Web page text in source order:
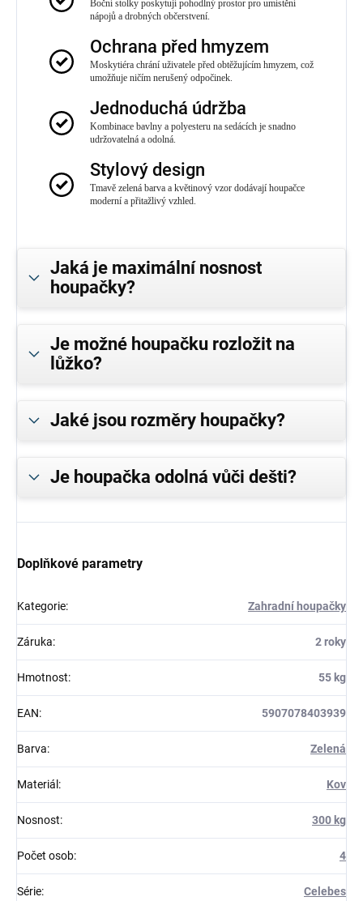
Boční stolky poskytují pohodlný prostor pro umístění
nápojů a drobných občerstvení.
Ochrana před hmyzem
Moskytiéra chrání uživatele před obtěžujícím hmyzem, což
umožňuje ničím nerušený odpočinek.
Jednoduchá údržba
Kombinace bavlny a polyesteru na sedácích je snadno
udržovatelná a odolná.
Stylový design
Tmavě zelená barva a květinový vzor dodávají houpačce
moderní a přitažlivý vzhled.
Jaká je maximální nosnost
houpačky?
Je možné houpačku rozložit na
lůžko?
Jaké jsou rozměry houpačky?
Je houpačka odolná vůči dešti?
Doplňkové parametry
Kategorie: Zahradní houpačky
Záruka: 2 roky
Hmotnost: 55 kg
EAN: 5907078403939
Barva: Zelená
Materiál : Kov
Nosnost: 300 kg
Počet osob: 4
Série: Celebes